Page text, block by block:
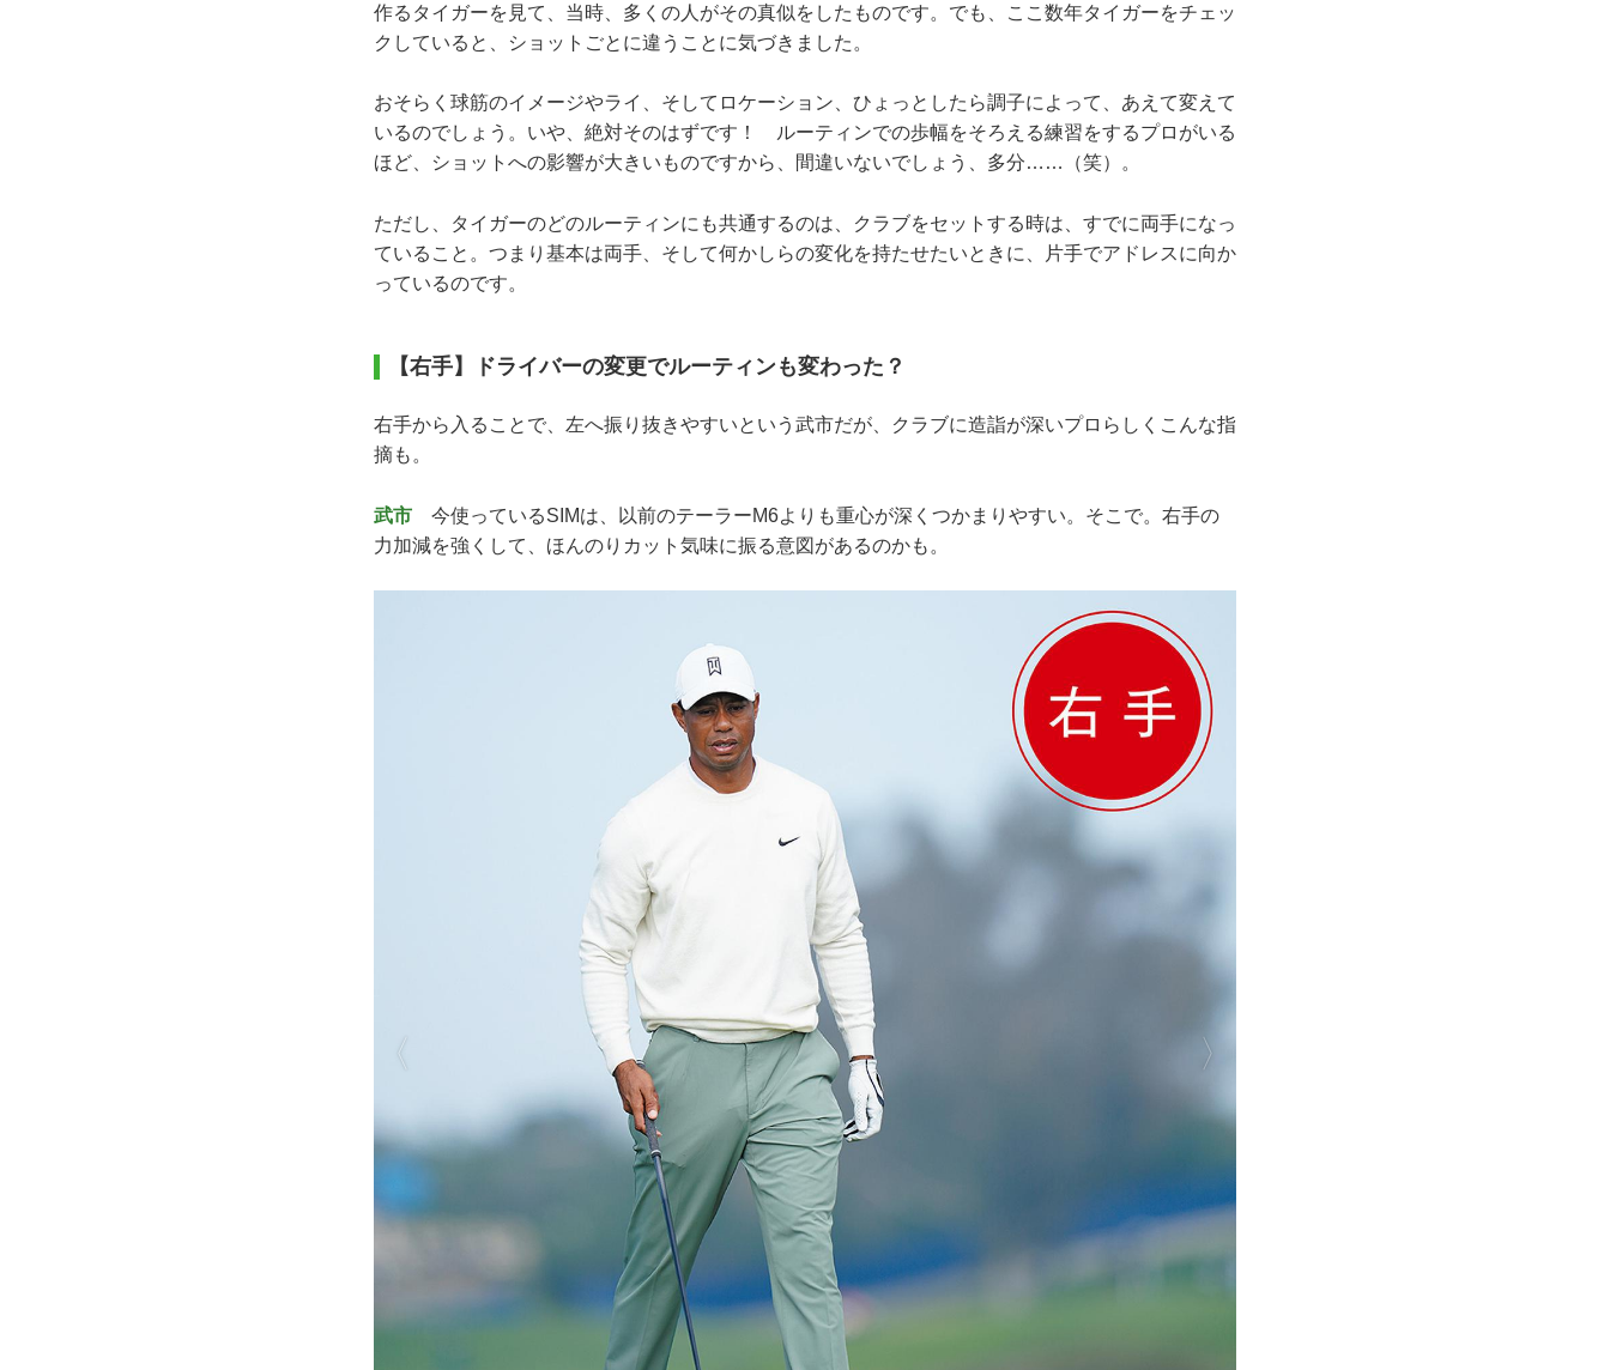
作るタイガーを見て、当時、多くの人がその真似をしたものです。でも、ここ数年タイガーをチェッ
クしていると、ショットごとに違うことに気づきました。
おそらく球筋のイメージやライ、そしてロケーション、ひょっとしたら調子によって、あえて変えて
いるのでしょう。いや、絶対そのはずです！ ルーティンでの歩幅をそろえる練習をするプロがいる
ほど、ショットへの影響が大きいものですから、間違いないでしょう、多分……（笑）。
ただし、タイガーのどのルーティンにも共通するのは、クラブをセットする時は、すでに両手になっ
ていること。つまり基本は両手、そして何かしらの変化を持たせたいときに、片手でアドレスに向か
っているのです。
【右手】ドライバーの変更でルーティンも変わった？
右手から入ることで、左へ振り抜きやすいという武市だが、クラブに造詣が深いプロらしくこんな指
摘も。
武市 今使っているSIMは、以前のテーラーM6よりも重心が深くつかまりやすい。そこで。右手の
力加減を強くして、ほんのりカット気味に振る意図があるのかも。